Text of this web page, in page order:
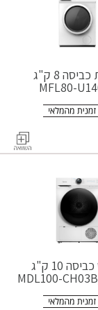
8 ק"ג
MFL80-
10 ק"ג
MDL100-